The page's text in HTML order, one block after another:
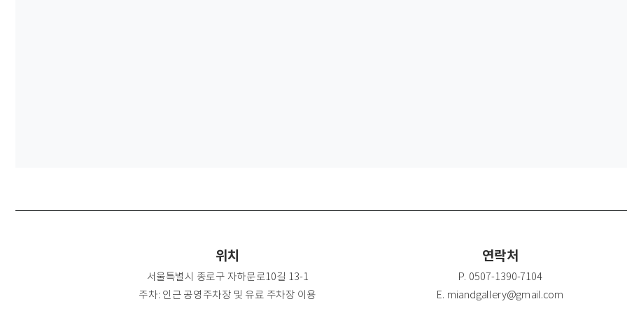
위치
서울특별시 종로구 자하문로10길 13-1
주차: 인근 공영주차장 및 유료 주차장 이용
연락처
P. 0507-1390-7104
E. miandgallery@gmail.com